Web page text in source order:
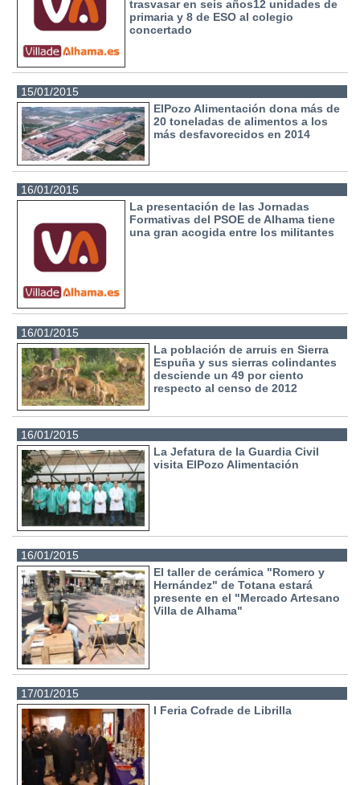
trasvasar en seis años12 unidades de
primaria y 8 de ESO al colegio
concertado
15/01/2015
ElPozo Alimentación dona más de
20 toneladas de alimentos a los
más desfavorecidos en 2014
16/01/2015
La presentación de las Jornadas
Formativas del PSOE de Alhama tiene
una gran acogida entre los militantes
16/01/2015
La población de arruis en Sierra
Espuña y sus sierras colindantes
desciende un 49 por ciento
respecto al censo de 2012
16/01/2015
La Jefatura de la Guardia Civil
visita ElPozo Alimentación
16/01/2015
El taller de cerámica "Romero y
Hernández" de Totana estará
presente en el "Mercado Artesano
Villa de Alhama"
17/01/2015
I Feria Cofrade de Librilla